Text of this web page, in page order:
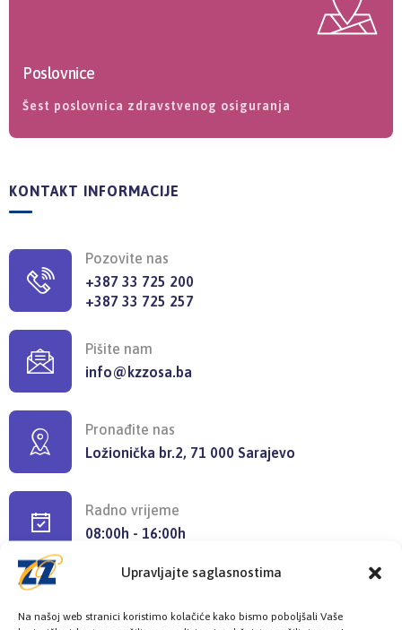
Upravljajte saglasnostima
Na našoj web stranici koristimo kolačiće kako bismo poboljšali Vaše
Poslovnice
Šest poslovnica zdravstvenog osiguranja
KONTAKT INFORMACIJE
Pozovite nas
+387 33 725 200
+387 33 725 257
Pišite nam
info@kzzosa.ba
Pronađite nas
Ložionička br.2, 71 000 Sarajevo
Radno vrijeme
08:00h - 16:00h